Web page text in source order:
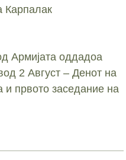
Карпалак
Армијата оддадоа
2 Август – Денот на
и првото заседание на